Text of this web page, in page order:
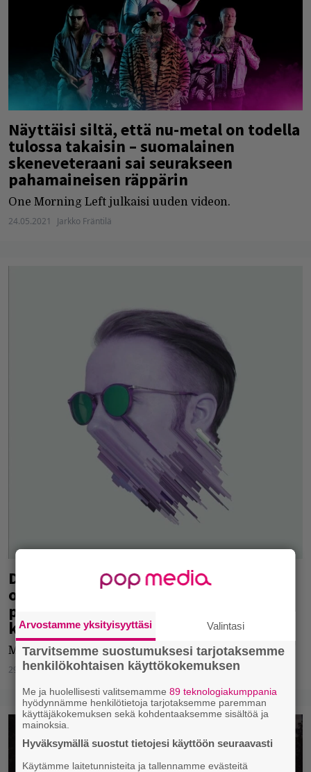
Näyttäisi siltä, että nu-metal on todella
tulossa takaisin – suomalainen
skeneveteraani sai seurakseen
pahamaineisen räppärin
One Morning Left julkaisi uuden videon.
24.05.2021 Jarkko Fräntilä
DJ Massimo julkaisee ensi yönä
odotetun tuottajalevynsä: ”Ihan yhtä
pitkään ei Iisakin kirkkoa seuraavalla
kierroksella rakenneta”
Massimo kertoi levyn tekemisestä Rumballe.
29.04.2021 Jarkko Fräntilä
Arvostamme yksityisyyttäsi Valintasi
Tarvitsemme suostumuksesi tarjotaksemme
henkilökohtaisen käyttökokemuksen
Me ja huolellisesti valitsemamme89 teknologiakumppania
hyödynnämme henkilötietoja tarjotaksemme paremman
käyttäjäkokemuksen sekä kohdentaaksemme sisältöä ja
mainoksia.
Hyväksymällä suostut tietojesi käyttöön seuraavasti
Käytämme laitetunnisteita ja tallennamme evästeitä